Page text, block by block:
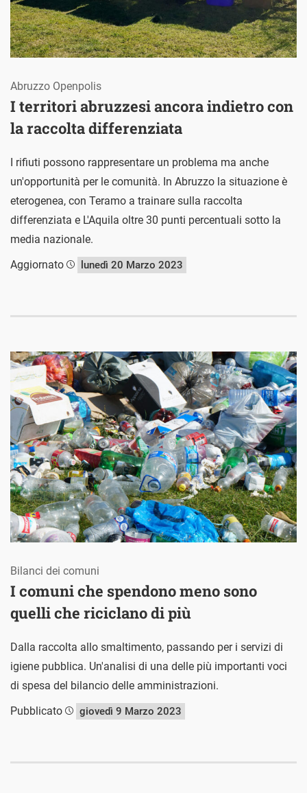
I territori abruzzesi ancora indietro con
la raccolta differenziata
Abruzzo Openpolis
I rifiuti possono rappresentare un problema ma anche
un'opportunità per le comunità. In Abruzzo la situazione è
eterogenea, con Teramo a trainare sulla raccolta
differenziata e L'Aquila oltre 30 punti percentuali sotto la
media nazionale.
Aggiornato
lunedì 20 Marzo 2023
I comuni che spendono meno sono
quelli che riciclano di più
Bilanci dei comuni
Dalla raccolta allo smaltimento, passando per i servizi di
igiene pubblica. Un'analisi di una delle più importanti voci
di spesa del bilancio delle amministrazioni.
Pubblicato
giovedì 9 Marzo 2023